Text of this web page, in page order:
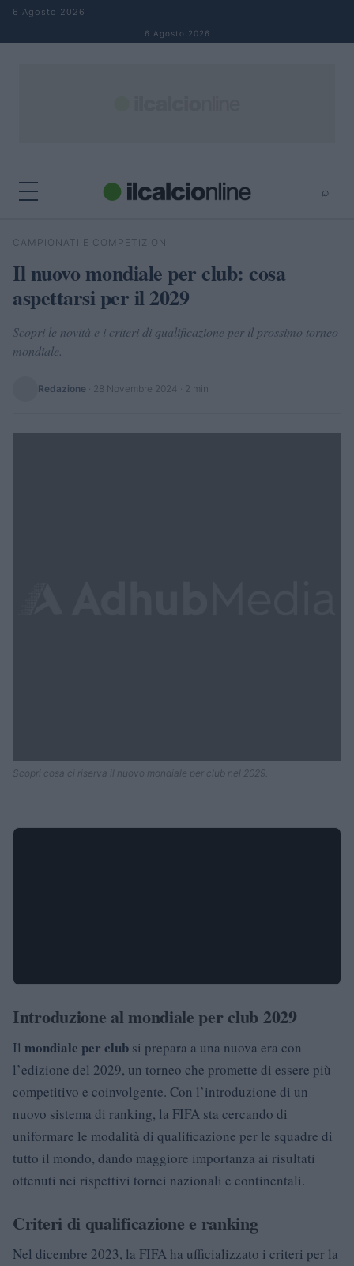
Salta al contenuto
6 Agosto 2026
6 Agosto 2026
⌕
Cerca
CAMPIONATI E COMPETIZIONI
Il nuovo mondiale per club: cosa
aspettarsi per il 2029
Scopri le novità e i criteri di qualificazione per il prossimo torneo
mondiale.
Redazione 28 Novembre 2024 · 2 min
Scopri cosa ci riserva il nuovo mondiale per club nel 2029.
Introduzione al mondiale per club 2029
Il mondiale per club si prepara a una nuova era con
l’edizione del 2029, un torneo che promette di essere più
competitivo e coinvolgente. Con l’introduzione di un
nuovo sistema di ranking, la FIFA sta cercando di
uniformare le modalità di qualificazione per le squadre di
tutto il mondo, dando maggiore importanza ai risultati
ottenuti nei rispettivi tornei nazionali e continentali.
Criteri di qualificazione e ranking
Nel dicembre 2023, la FIFA ha ufficializzato i criteri per la